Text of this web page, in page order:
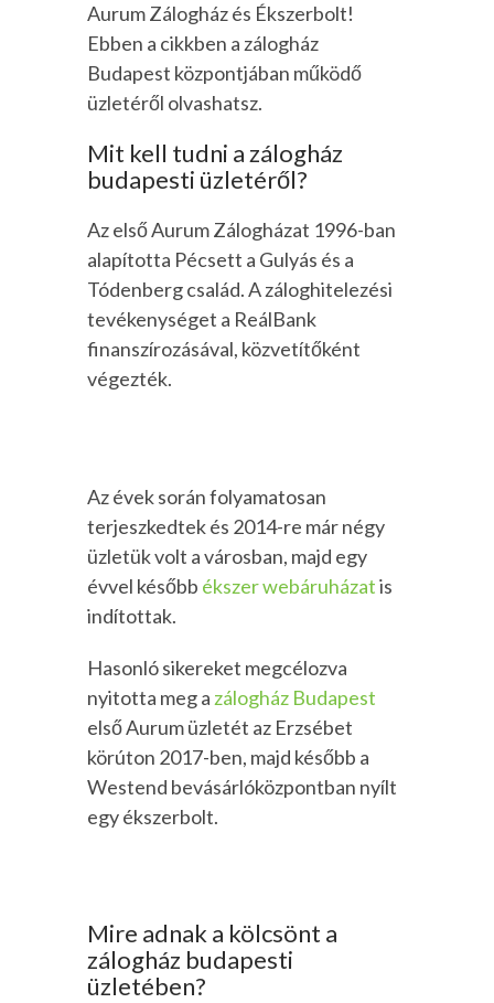
Aurum Zálogház és Ékszerbolt!
Ebben a cikkben a zálogház
Budapest központjában működő
üzletéről olvashatsz.
Mit kell tudni a zálogház
budapesti üzletéről?
Az első Aurum Zálogházat 1996-ban
alapította Pécsett a Gulyás és a
Tódenberg család. A záloghitelezési
tevékenységet a ReálBank
finanszírozásával, közvetítőként
végezték.
Az évek során folyamatosan
terjeszkedtek és 2014-re már négy
üzletük volt a városban, majd egy
évvel később ékszer webáruházatis
indítottak.
Hasonló sikereket megcélozva
nyitotta meg azálogház Budapest
első Aurum üzletét az Erzsébet
körúton 2017-ben, majd később a
Westend bevásárlóközpontban nyílt
egy ékszerbolt.
Mire adnak a kölcsönt a
zálogház budapesti
üzletében?